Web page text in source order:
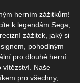
herním zážitkům!
k legendám Sega,
zážitek, jaký si
pohodlným
pro dlouhé herní
vítězství. Naše
pro všechny,